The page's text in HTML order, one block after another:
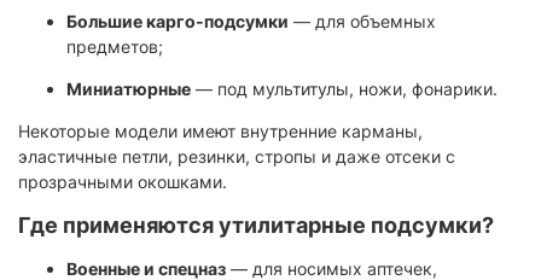
Большие карго-подсумки — для объемных
предметов;
Миниатюрные — под мультитулы, ножи, фонарики.
Некоторые модели имеют внутренние карманы,
эластичные петли, резинки, стропы и даже отсеки с
прозрачными окошками.
Где применяются утилитарные подсумки?
Военные и спецназ — для носимых аптечек,